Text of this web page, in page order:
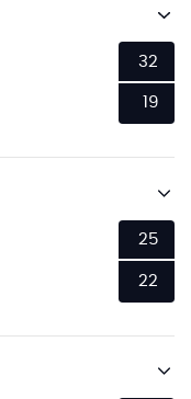
32
19
25
22